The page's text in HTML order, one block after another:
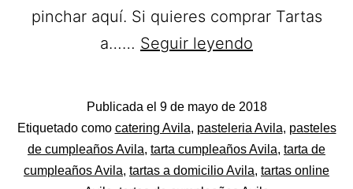
pinchar aquí. Si quieres comprar Tartas
a…… Seguir leyendo
Hernández.
Tartas
a
Publicada el 9 de mayo de 2018
Categorizado
como
Pastelerías
Etiquetado como catering Avila, pasteleria Avila, pasteles
de cumpleaños Avila, tarta cumpleaños Avila, tarta de
cumpleaños Avila, tartas a domicilio Avila, tartas online